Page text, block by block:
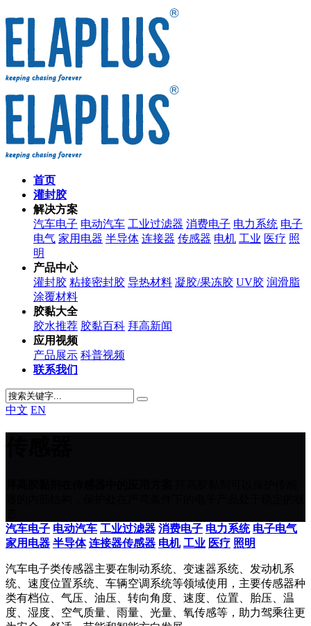
首页
灌封胶
解决方案
汽车电子 电动汽车 工业过滤器 消费电子 电力系统 电子
电气 家用电器 半导体 连接器 传感器 电机 工业 医疗 照
明
产品中心
灌封胶 粘接密封胶 导热材料 凝胶/果冻胶 UV胶 润滑脂
涂覆材料
胶黏大全
胶水推荐 胶黏百科 拜高新闻
应用视频
产品展示 科普视频
联系我们
中文 EN
汽车电子 电动汽车 工业过滤器 消费电子 电力系统 电子电气
家用电器 半导体 连接器传感器 电机 工业 医疗 照明
汽车电子类传感器主要在制动系统、变速器系统、发动机系
统、速度位置系统、车辆空调系统等领域使用，主要传感器种
类有档位、气压、油压、转向角度、速度、位置、胎压、温
度、湿度、空气质量、雨量、光量、氧传感等，助力驾乘往更